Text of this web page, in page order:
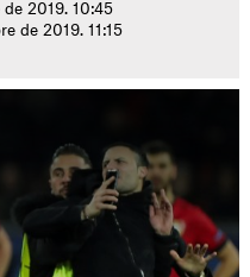
de 2019. 10:45
de 2019. 11:15